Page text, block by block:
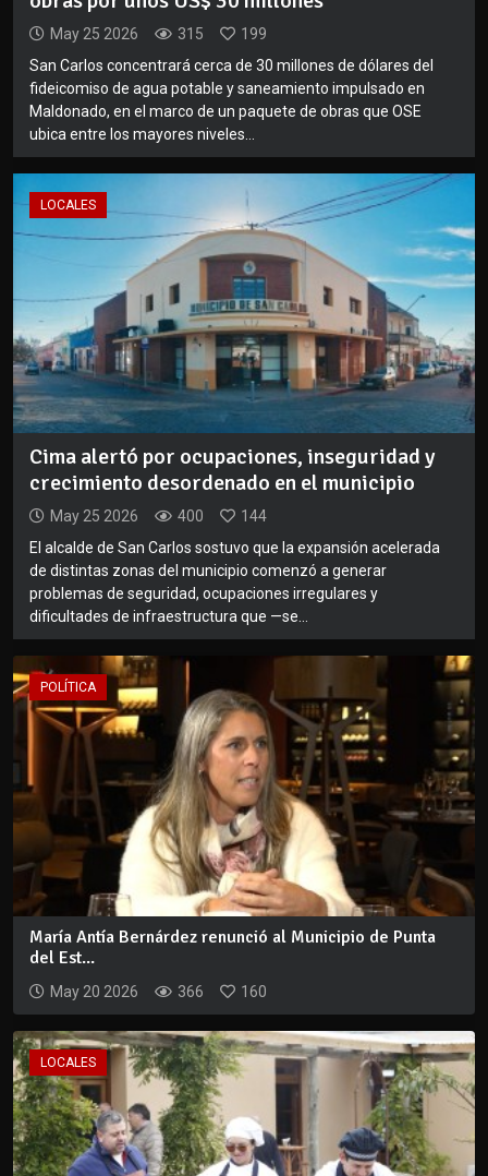
May 25 2026 315
199
San Carlos concentrará cerca de 30 millones de dólares del
fideicomiso de agua potable y saneamiento impulsado en
Maldonado, en el marco de un paquete de obras que OSE
ubica entre los mayores niveles...
LOCALES
Cima alertó por ocupaciones, inseguridad y
crecimiento desordenado en el municipio
May 25 2026 400
144
El alcalde de San Carlos sostuvo que la expansión acelerada
de distintas zonas del municipio comenzó a generar
problemas de seguridad, ocupaciones irregulares y
dificultades de infraestructura que —se...
POLÍTICA
María Antía Bernárdez renunció al Municipio de Punta
del Est...
May 20 2026 366 160
LOCALES